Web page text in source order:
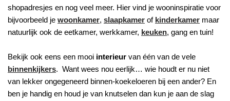
shopadresjes en nog veel meer. Hier vind je wooninspiratie voor
bijvoorbeeld je woonkamer, slaapkamer of kinderkamer maar
natuurlijk ook de eetkamer, werkkamer, keuken, gang en tuin!
Bekijk ook eens een mooi interieur van één van de vele
binnenkijkers. Want wees nou eerlijk… wie houdt er nu niet
van lekker ongegeneerd binnen-koekeloeren bij een ander? En
ben je handig en houd je van knutselen dan kun je aan de slag